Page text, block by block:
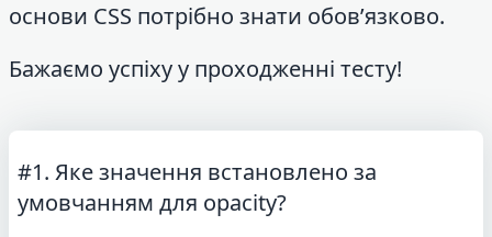
основи CSS потрібно знати обов’язково.
Бажаємо успіху у проходженні тесту!
#1. Яке значення встановлено за
умовчанням для opacity?